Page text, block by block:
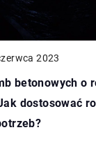
2023
betonowych o
dostosować